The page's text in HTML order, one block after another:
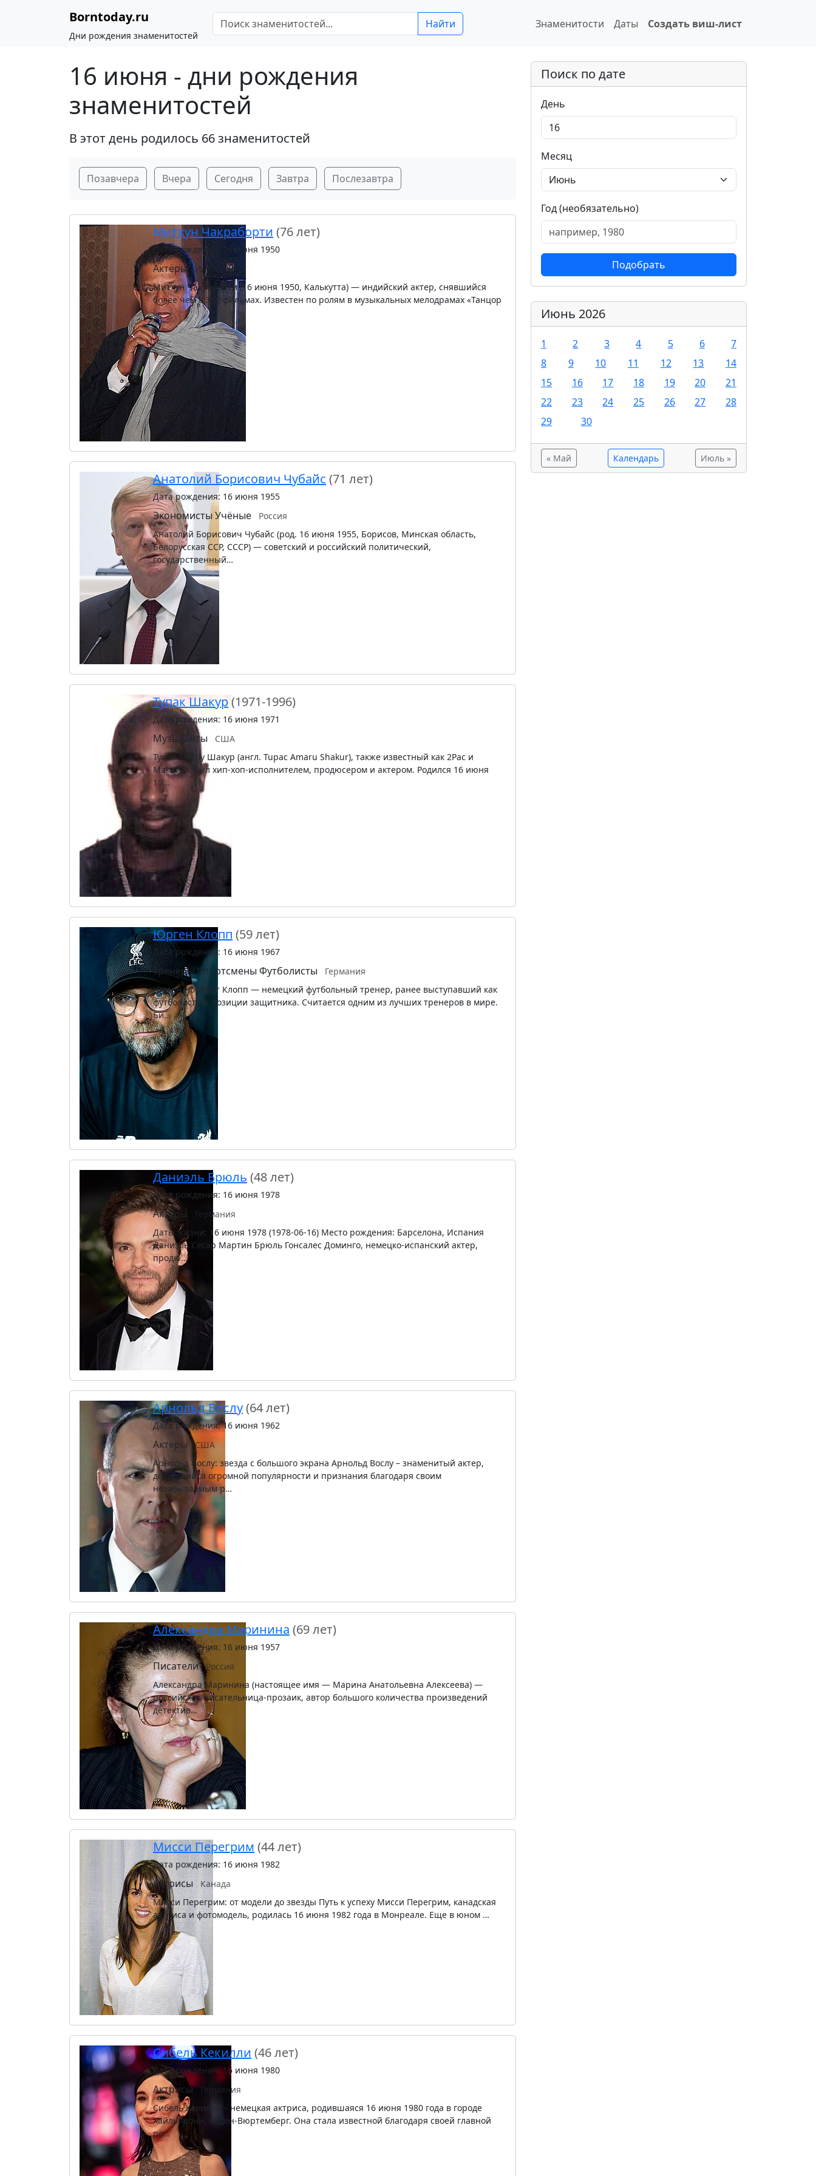
Borntoday.ru
Дни рождения знаменитостей
Найти Знаменитости Даты Создать виш-лист
16 июня - дни рождения
знаменитостей
В этот день родилось 66 знаменитостей
Позавчера Вчера Сегодня Завтра Послезавтра
Митхун Чакраборти (76 лет)
Дата рождения: 16 июня 1950
Актёры
Индия
Митхун Чакраборти (16 июня 1950, Калькутта) — индийский актер, снявшийся
более чем в 350 фильмах. Известен по ролям в музыкальных мелодрамах «Танцор
…
Анатолий Борисович Чубайс (71 лет)
Дата рождения: 16 июня 1955
Экономисты Учёные
Россия
Анатолий Борисович Чубайс (род. 16 июня 1955, Борисов, Минская область,
Белорусская ССР, СССР) — советский и российский политический,
государственный…
Тупак Шакур(1971-1996)
Дата рождения: 16 июня 1971
Музыканты
США
Тупак Амару Шакур (англ. Tupac Amaru Shakur), также известный как 2Pac и
Makaveli, был хип-хоп-исполнителем, продюсером и актером. Родился 16 июня
19…
Юрген Клопп (59 лет)
Дата рождения: 16 июня 1967
ТренерыСпортсмены Футболисты
Германия
Юрген Норберт Клопп — немецкий футбольный тренер, ранее выступавший как
футболист на позиции защитника. Считается одним из лучших тренеров в мире.
Би…
Даниэль Брюль (48 лет)
Дата рождения: 16 июня 1978
Актёры
Германия
Даты жизни: 16 июня 1978 (1978-06-16) Место рождения: Барселона, Испания
Даниэль Сесар Мартин Брюль Гонсалес Доминго, немецко-испанский актер,
продю…
Арнольд Вослу(64 лет)
Дата рождения: 16 июня 1962
Актёры
США
Арнольд Вослу: звезда с большого экрана Арнольд Вослу – знаменитый актер,
добившийся огромной популярности и признания благодаря своим
незабываемым р…
Александра Маринина (69 лет)
Дата рождения: 16 июня 1957
Писатели
Россия
Александра Маринина (настоящее имя — Марина Анатольевна Алексеева) —
российская писательница-прозаик, автор большого количества произведений
детектив…
Мисси Перегрим (44 лет)
Дата рождения: 16 июня 1982
Актрисы
Канада
Мисси Перегрим: от модели до звезды Путь к успеху Мисси Перегрим, канадская
актриса и фотомодель, родилась 16 июня 1982 года в Монреале. Еще в юном …
Сибель Кекилли (46 лет)
Дата рождения: 16 июня 1980
Актрисы
Германия
Сибель Кекилли – немецкая актриса, родившаяся 16 июня 1980 года в городе
Хайльбронн, Баден-Вюртемберг. Она стала известной благодаря своей главной
ро…
Поиск по дате
День
Месяц
Год (необязательно)
Подобрать
Июнь 2026
1 2 3 4 5 6
7
8
9 10 11 12 13
14
15
16 17 18 19 20
21
22
23 24 25 26 27
28
29
30
« Май Календарь Июль »